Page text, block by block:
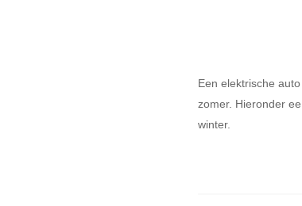
Een elektrische
zomer. Hieronder
winter.